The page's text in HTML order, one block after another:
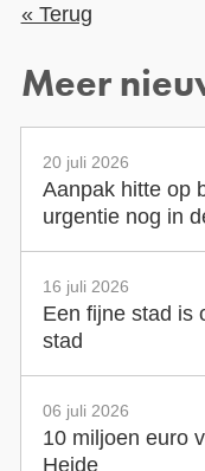
« Terug
Meer
20 juli 2026
Aanpak hitte op
urgentie nog in
16 juli 2026
Een fijne stad is
stad
06 juli 2026
10 miljoen euro
Heide